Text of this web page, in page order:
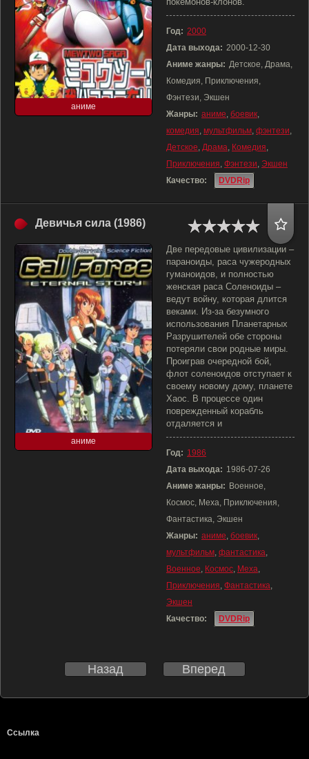
аниме
Год: 2000
Дата выхода: 2000-12-30
Аниме жанры: Детское, Драма,
Комедия, Приключения,
Фэнтези, Экшен
Жанры: аниме, боевик,
комедия, мультфильм, фэнтези,
Детское, Драма, Комедия,
Приключения, Фэнтези, Экшен
Качество:
DVDRip
Девичья сила (1986)
аниме
Две передовые цивилизации –
параноиды, раса чужеродных
гуманоидов, и полностью
женская раса Соленоиды –
ведут войну, которая длится
веками. Из-за безумного
использования Планетарных
Разрушителей обе стороны
потеряли свои родные миры.
Проиграв очередной бой,
флот соленоидов отступает к
своему новому дому, планете
Хаос. В процессе один
поврежденный корабль
отдаляется и
Год: 1986
Дата выхода: 1986-07-26
Аниме жанры: Военное,
Космос, Меха, Приключения,
Фантастика, Экшен
Жанры: аниме, боевик,
мультфильм, фантастика,
Военное, Космос, Меха,
Приключения, Фантастика,
Экшен
Качество:
DVDRip
Назад Вперед
Ссылка